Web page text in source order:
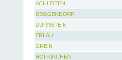
ACHLEITEN
DEGGENDORF
DÜRNSTEIN
ERLAU
GREIN
HOFKIRCHEN